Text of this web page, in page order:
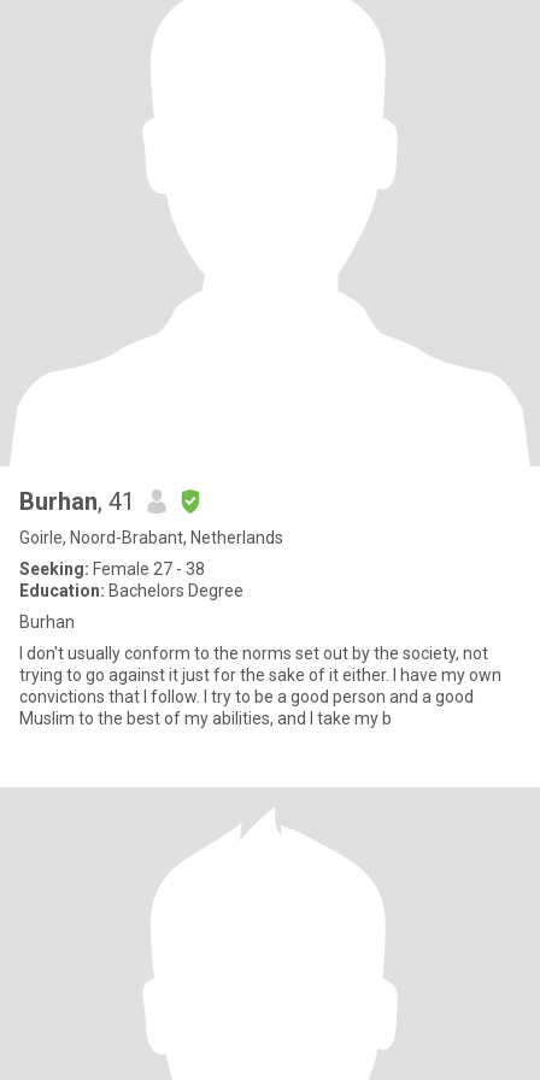
Burhan, 41
Goirle, Noord-Brabant, Netherlands
Seeking: Female 27 - 38
Education: Bachelors Degree
Burhan
I don't usually conform to the norms set out by the society, not
trying to go against it just for the sake of it either. I have my own
convictions that I follow. I try to be a good person and a good
Muslim to the best of my abilities, and I take my b